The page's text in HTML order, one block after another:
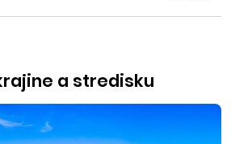
a stredisku